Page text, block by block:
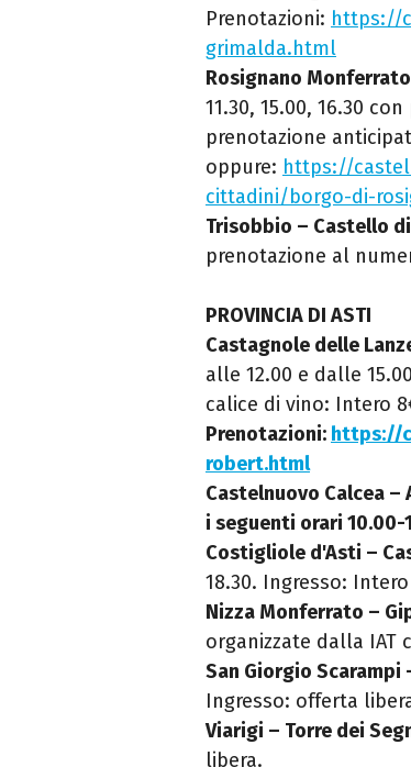
Prenotazioni: https://
grimalda.html
Rosignano
11.30, 15.00, 16.30
prenotazione
oppure: https://
cittadini/borgo-di-
Trisobbio – Castello
prenotazione al
PROVINCIA DI ASTI
Castagnole delle
alle 12.00 e dalle
calice di vino: Intero
Prenotazioni: https://
robert.html
Castelnuovo Calcea
i seguenti orari 10.00-
Costigliole d'Asti –
18.30. Ingresso:
Nizza Monferrato –
organizzate dalla IAT
San Giorgio Scarampi
Ingresso: offerta
Viarigi – Torre dei
libera.